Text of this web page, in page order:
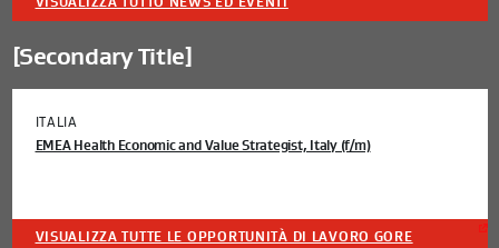
[Secondary Title]
ITALIA
EMEA Health Economic and Value Strategist, Italy (f/m)
VISUALIZZA TUTTE LE OPPORTUNITÀ DI LAVORO GORE